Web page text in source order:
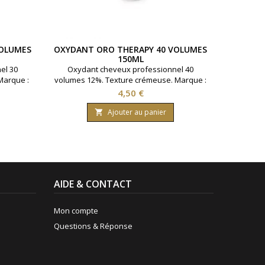
30
:
OXYDANT ORO THERAPY 40 VOLUMES
150ML
Oxydant cheveux professionnel 40
volumes 12%. Texture crémeuse. Marque :
Oro Therapy. Contenance : 150 ml.
Prix
4,50 €
 Ajouter au panier
AIDE & CONTACT
Mon compte
Questions & Réponse